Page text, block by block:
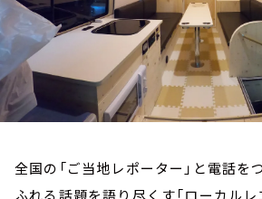
全国の「ご当地レポーター」と電話を
ふれる話題を語り尽くす「ローカルレ